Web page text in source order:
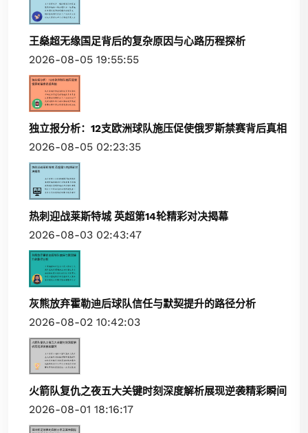
王燊超无缘国足背后的复杂原因与心路历程探析
2026-08-05 19:55:55
独立报分析：12支欧洲球队施压促使俄罗斯禁赛背后真相
2026-08-05 02:23:35
热刺迎战莱斯特城 英超第14轮精彩对决揭幕
2026-08-03 02:43:47
灰熊放弃霍勒迪后球队信任与默契提升的路径分析
2026-08-02 10:42:03
火箭队复仇之夜五大关键时刻深度解析展现逆袭精彩瞬间
2026-08-01 18:16:17